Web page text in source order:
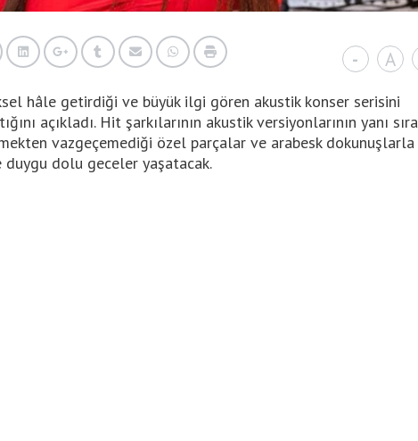
- A
hâle getirdiği ve büyük ilgi gören akustik konser serisini
açıkladı. Hit şarkılarının akustik versiyonlarının yanı sıra
vazgeçemediği özel parçalar ve arabesk dokunuşlarla
duygu dolu geceler yaşatacak.